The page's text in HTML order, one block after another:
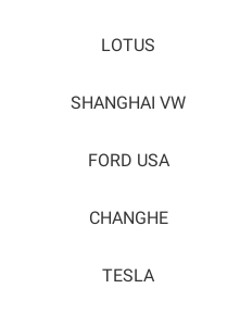
LOTUS
SHANGHAI VW
FORD USA
CHANGHE
TESLA